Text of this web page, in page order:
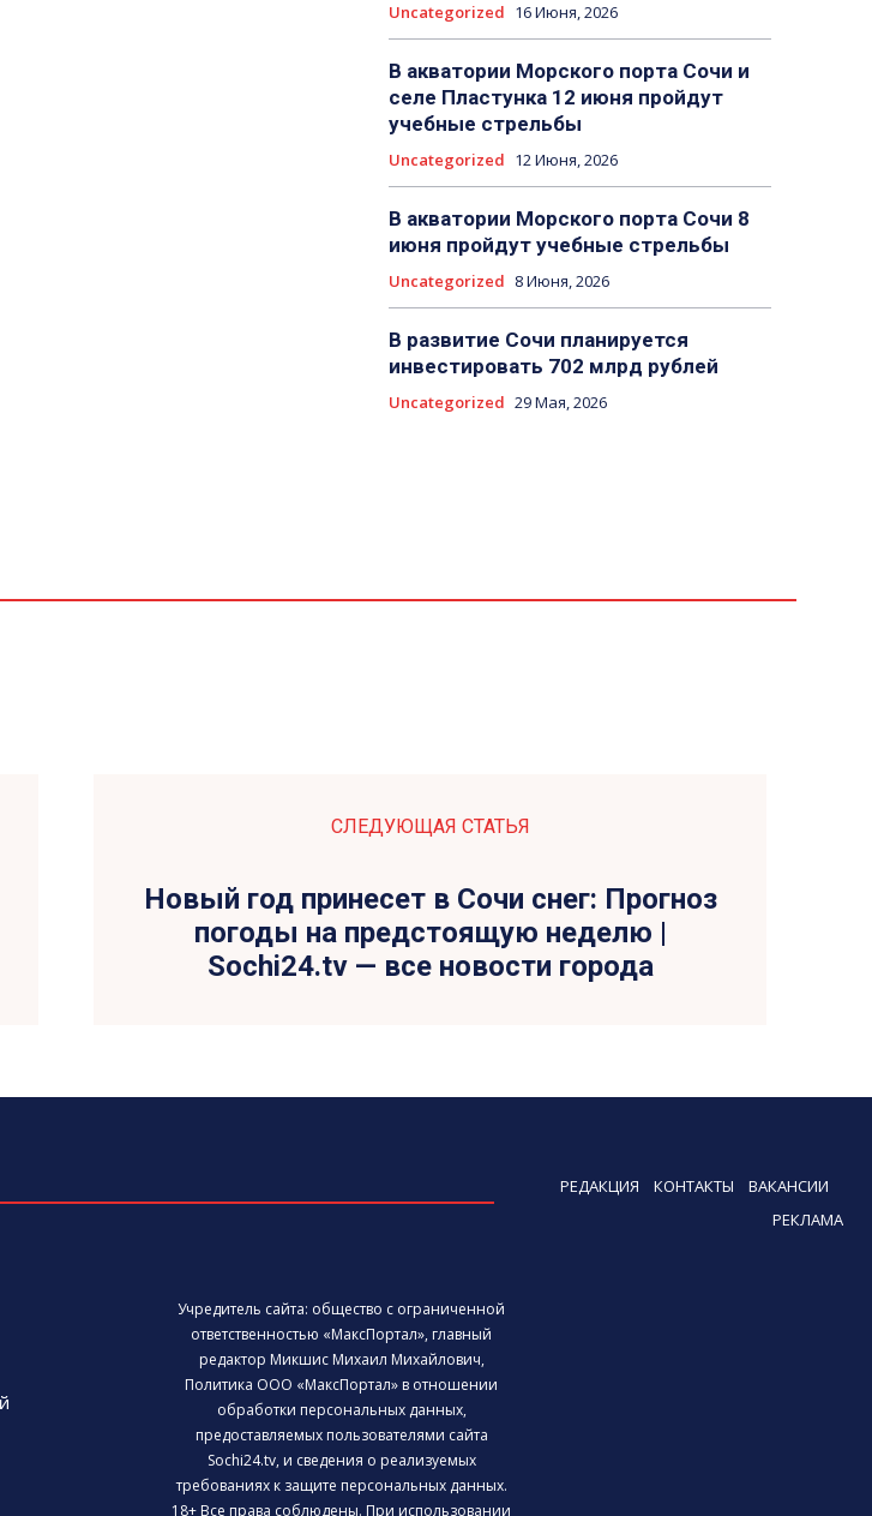
Uncategorized 16 Июня, 2026
В акватории Морского порта Сочи и
селе Пластунка 12 июня пройдут
учебные стрельбы
Uncategorized 12 Июня, 2026
В акватории Морского порта Сочи 8
июня пройдут учебные стрельбы
Uncategorized 8 Июня, 2026
В развитие Сочи планируется
инвестировать 702 млрд рублей
Uncategorized 29 Мая, 2026
СЛЕДУЮЩАЯ СТАТЬЯ
Новый год принесет в Сочи снег: Прогноз
погоды на предстоящую неделю |
Sochi24.tv — все новости города
РЕДАКЦИЯ КОНТАКТЫ
ВАКАНСИИ
РЕКЛАМА
Учредитель сайта: общество с ограниченной
ответственностью «МаксПортал», главный
редактор Микшис Михаил Михайлович,
Политика ООО «МаксПортал» в отношении
обработки персональных данных,
предоставляемых пользователями сайта
Sochi24.tv, и сведения о реализуемых
требованиях к защите персональных данных.
18+ Все права соблюдены. При использовании